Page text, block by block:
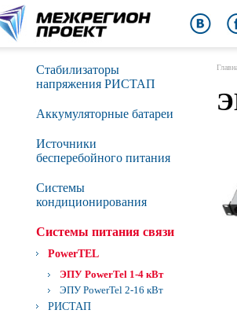
Стабилизаторы
напряжения РИСТАП
Аккумуляторные батареи
Источники
бесперебойного питания
Сиcтемы
кондиционирования
Системы питания связи
PowerTEL
ЭПУ PowerTel 1-4 кВт
ЭПУ PowerTel 2-16 кВт
РИСТАП